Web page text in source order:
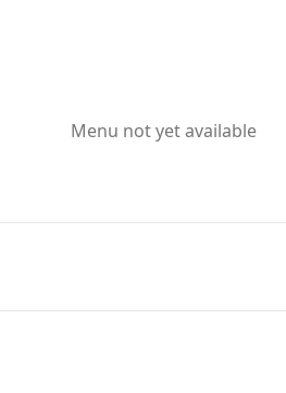
Menu not yet available